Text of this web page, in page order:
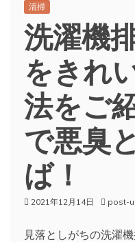
清掃
洗濯機
をきれ
法をご
で悪臭
ば！
2021年12月14日 post-
見落としがちの洗濯